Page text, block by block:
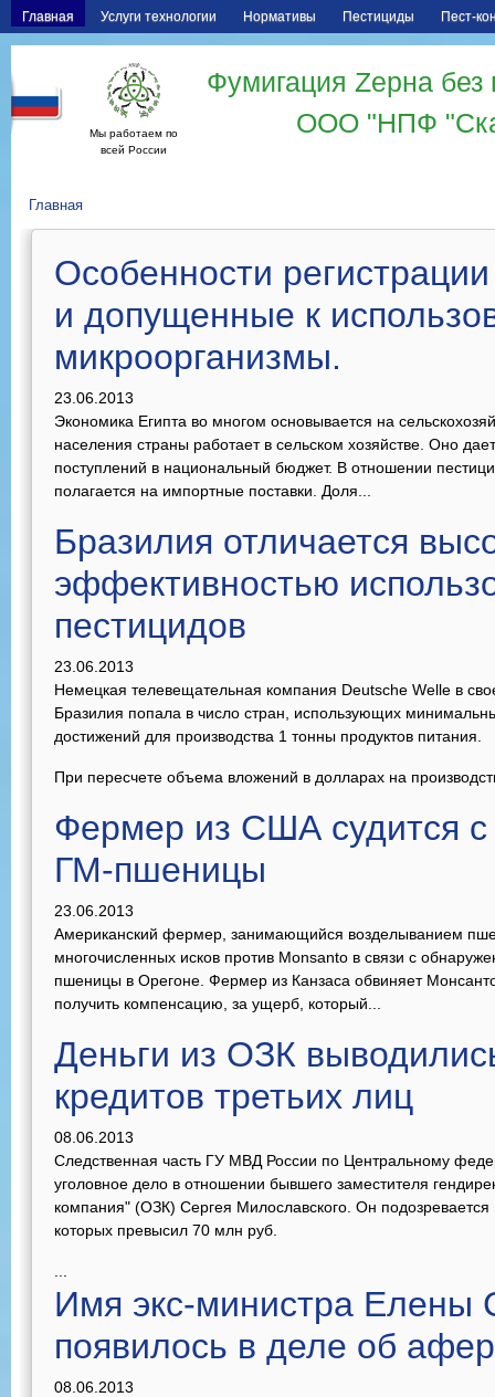
Главная Услуги технологии Нормативы Пестициды Пест-
Мы работаем по
всей России
Фумигация Zерна
ООО "НПФ
Главная
Особенности
и допущенные к
микроорганизмы.
23.06.2013
Экономика Египта во многом основывается на
населения страны работает в сельском хозяйстве. Оно
поступлений в национальный бюджет. В отношении
полагается на импортные поставки. Доля...
Бразилия отличается
эффективностью
пестицидов
23.06.2013
Немецкая телевещательная компания Deutsche Welle в
Бразилия попала в число стран, использующих
достижений для производства 1 тонны продуктов питания.
При пересчете объема вложений в долларах на
Фермер из США судится с
ГМ-пшеницы
23.06.2013
Американский фермер, занимающийся возделыванием
многочисленных исков против Monsanto в связи с
пшеницы в Орегоне. Фермер из Канзаса обвиняет
получить компенсацию, за ущерб, который...
Деньги из ОЗК
кредитов третьих лиц
08.06.2013
Следственная часть ГУ МВД России по Центральному
уголовное дело в отношении бывшего заместителя
компания" (ОЗК) Сергея Милославского. Он подозревается
которых превысил 70 млн руб.
Имя экс-министра Елены
появилось в деле об
08.06.2013